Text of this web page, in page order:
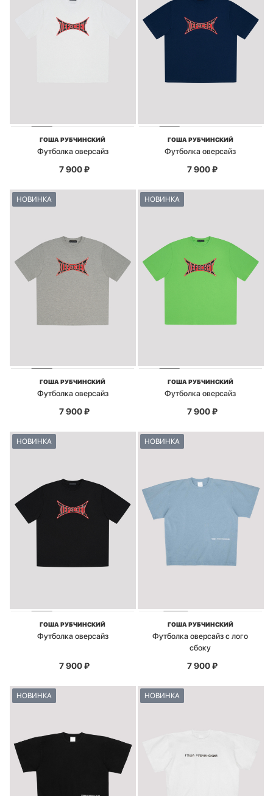
ГОША РУБЧИНСКИЙ
Футболка оверсайз
7 900₽
ГОША РУБЧИНСКИЙ
Футболка оверсайз
7 900₽
НОВИНКА
ГОША РУБЧИНСКИЙ
Футболка оверсайз
7 900₽
НОВИНКА
ГОША РУБЧИНСКИЙ
Футболка оверсайз
7 900₽
НОВИНКА
ГОША РУБЧИНСКИЙ
Футболка оверсайз
7 900₽
НОВИНКА
ГОША РУБЧИНСКИЙ
Футболка оверсайз с лого
сбоку
7 900₽
НОВИНКА НОВИНКА